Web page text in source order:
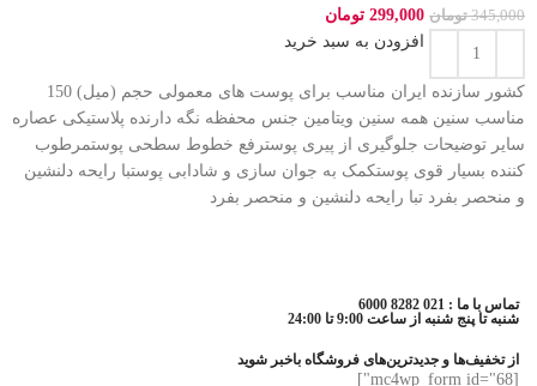
345,000 تومان 299,000 تومان
افزودن به سبد خرید
کشور سازنده ایران مناسب برای پوست های معمولی حجم (میل) 150
مناسب سنین همه سنین ویتامین جنس محفظه نگه دارنده پلاستیکی عصاره
سایر توضیحات جلوگیری از پیری پوسترفع خطوط سطحی پوستمرطوب
کننده بسیار قوی پوستکمک به جوان سازی و شادابی پوستبا رایحه دلنشین
و منحصر بفرد تبا رایحه دلنشین و منحصر بفرد
تماس با ما : 021 8282 6000
شنبه تا پنج شنبه از ساعت 9:00 تا 24:00
از تخفیف‌ها و جدیدترین‌های فروشگاه باخبر شوید
[mc4wp_form id="68"]